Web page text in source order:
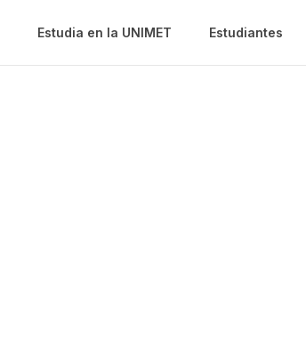
Estudia en la UNIMET Estudiantes